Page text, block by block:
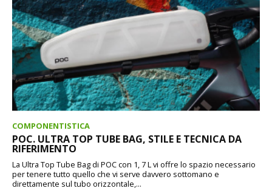
COMPONENTISTICA
POC. ULTRA TOP TUBE BAG, STILE E TECNICA DA
RIFERIMENTO
La Ultra Top Tube Bag di POC con 1, 7 L vi offre lo spazio necessario
per tenere tutto quello che vi serve davvero sottomano e
direttamente sul tubo orizzontale,...